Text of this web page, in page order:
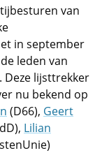
van
in september
leden van
lijsttrekker
nu bekend op
(D66), Geert
Lilian